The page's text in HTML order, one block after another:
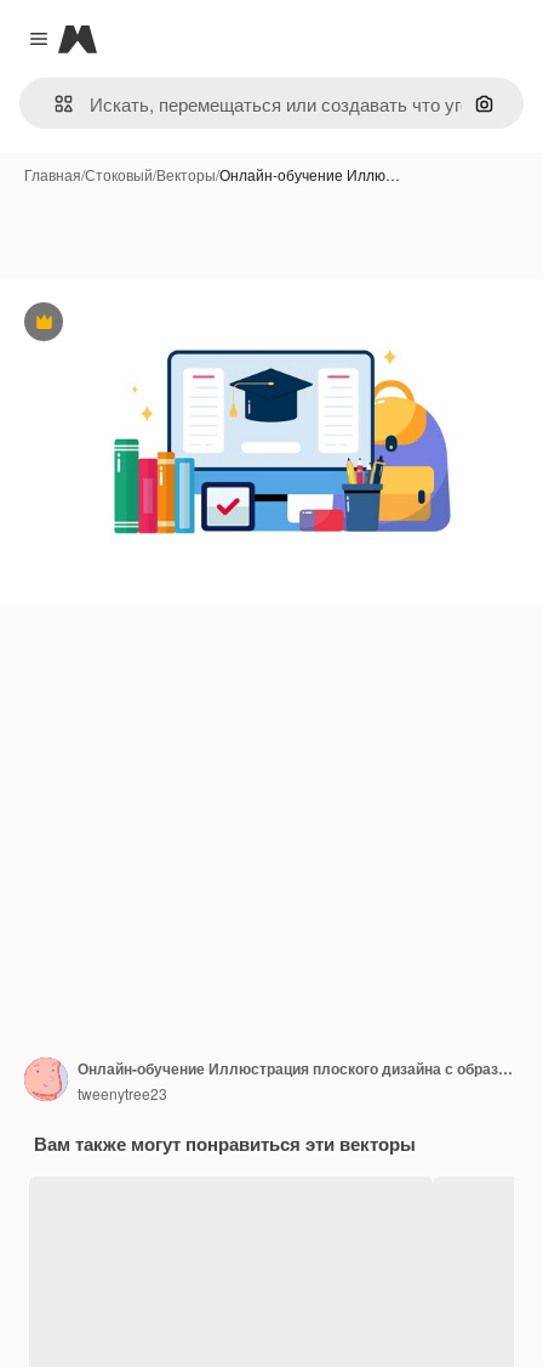
Close menu
Magnific
Поиск
Главная/Стоковый/Векторы/Онлайн-обучение Иллю…
Премиум
Онлайн-обучение Иллюстрация плоского дизайна с образовательными инструментами для образования или концепции обучения
tweenytree23
Вам также могут понравиться эти векторы